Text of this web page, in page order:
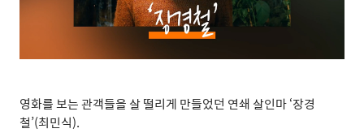
영화를 보는 관객들을 살 떨리게 만들었던 연쇄 살인마‘장경
철’(최민식).